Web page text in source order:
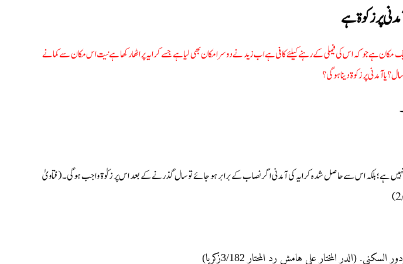
پر زكوة ہے
مکان ہے جو کہ اس کی فیملی کے رہنے کیلئے کافی ہے اب زید نے دوسرا مکان بھی لیا ہے جسے کرایہ پر اٹھا رکھا ہے نیت اس مکان سے کمانے
یا آمدنی پر زکوة دینا ہوگی؟
ہے؛ بلکہ اس سے حاصل شدہ کرایہ کی آمدنی اگر نصاب کے برابر ہو جائے تو سال گذرنے کے بعد اس پر زکوٰة واجب ہوگی۔ (فتاویٰ
(الدر المختار علی هامش رد المحتار 3/182زکریا)